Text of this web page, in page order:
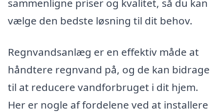
sammenligne priser og kvalitet, så du kan
vælge den bedste løsning til dit behov.
Regnvandsanlæg er en effektiv måde at
håndtere regnvand på, og de kan bidrage
til at reducere vandforbruget i dit hjem.
Her er nogle af fordelene ved at installere